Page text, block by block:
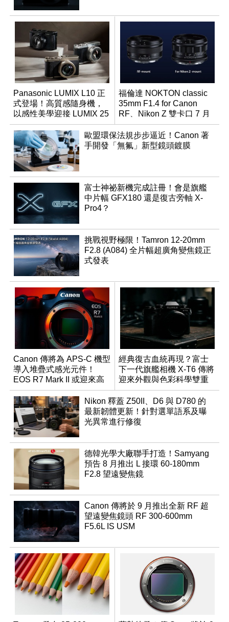
Panasonic LUMIX L10 正
式登場！高質感隨身機，
以感性美學迎接 LUMIX 25
週年
福倫達 NOKTON classic
35mm F1.4 for Canon
RF、Nikon Z 雙卡口 7 月
同步登台
歐盟環保法規步步逼近！Canon 著
手開發「無氟」新型鏡頭鍍膜
富士神祕新機完成註冊！會是旗艦
中片幅 GFX180 還是復古旁軸 X-
Pro4？
挑戰視野極限！Tamron 12-20mm
F2.8 (A084) 全片幅超廣角變焦鏡正
式發表
Canon 傳將為 APS-C 機型
導入堆疊式感光元件！
EOS R7 Mark II 或迎來高
速讀出升級
經典復古血統再現？富士
下一代旗艦相機 X-T6 傳將
迎來外觀與色彩科學雙重
優化
Nikon 釋蓋 Z50II、D6 與 D780 的
最新韌體更新！針對選單語系及曝
光異常進行修復
德韓光學大廠聯手打造！Samyang
預告 8 月推出 L 接環 60-180mm
F2.8 望遠變焦鏡
Canon 傳將於 9 月推出全新 RF 超
望遠變焦鏡頭 RF 300-600mm
F5.6L IS USM